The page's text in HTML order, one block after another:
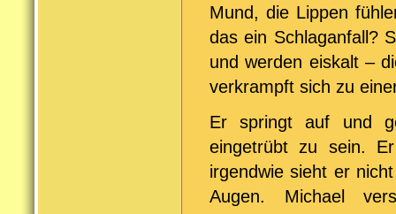
Mund, die Lippen
das ein Schlaganfall?
und werden eiskalt –
verkrampft sich zu
Er springt auf und
eingetrübt zu sein.
irgendwie sieht er
Augen. Michael